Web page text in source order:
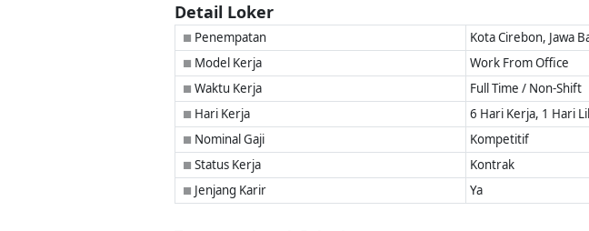
Detail Loker
■ Penempatan Kota Cirebon, Jawa
■ Model Kerja Work From Office
■ Waktu Kerja Full Time / Non-Shift
■ Hari Kerja 6 Hari Kerja, 1 Hari
■ Nominal Gaji Kompetitif
■ Status Kerja Kontrak
■ Jenjang Karir Ya